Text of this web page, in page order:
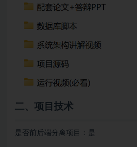
二、项目技术
是否前后端分离项目：是